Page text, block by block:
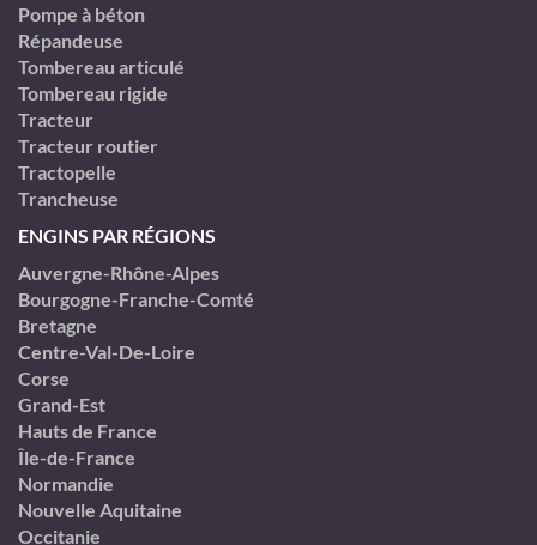
Pompe à béton
Répandeuse
Tombereau articulé
Tombereau rigide
Tracteur
Tracteur routier
Tractopelle
Trancheuse
ENGINS PAR RÉGIONS
Auvergne-Rhône-Alpes
Bourgogne-Franche-Comté
Bretagne
Centre-Val-De-Loire
Corse
Grand-Est
Hauts de France
Île-de-France
Normandie
Nouvelle Aquitaine
Occitanie